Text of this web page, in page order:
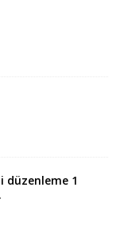
düzenleme 1